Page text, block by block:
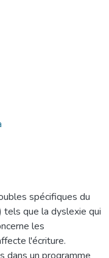
spécifiques du
que la dyslexie qui
les
l'écriture.